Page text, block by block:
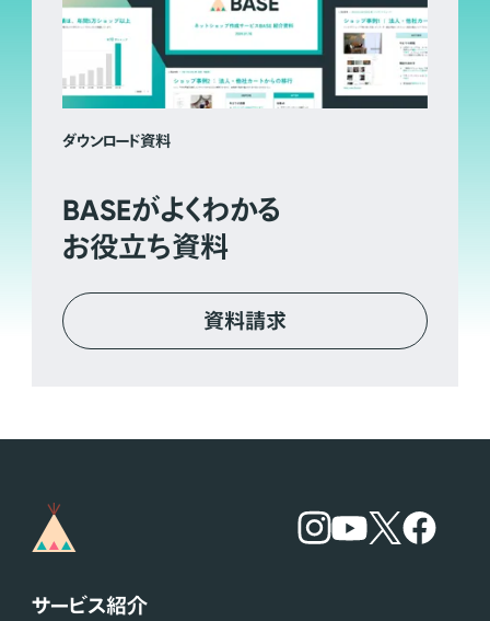
ダウンロード資料
BASEがよくわかる
お役立ち資料
資料請求
サービス紹介